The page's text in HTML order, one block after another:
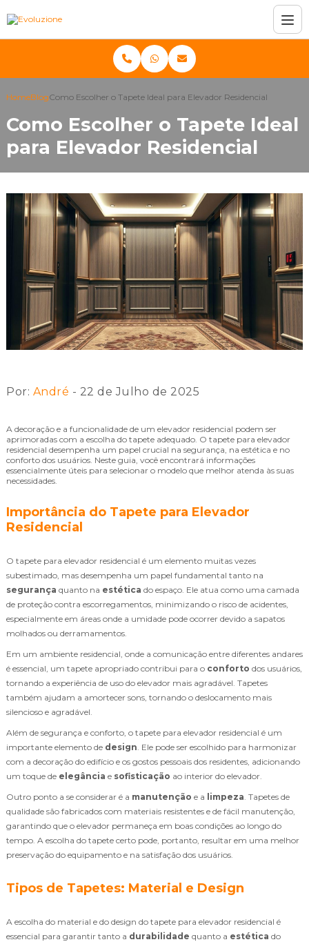
HomeBlogComo Escolher o Tapete Ideal para Elevador Residencial
Como Escolher o Tapete Ideal
para Elevador Residencial
Por: André - 22 de Julho de 2025
A decoração e a funcionalidade de um elevador residencial podem ser
aprimoradas com a escolha do tapete adequado. O tapete para elevador
residencial desempenha um papel crucial na segurança, na estética e no
conforto dos usuários. Neste guia, você encontrará informações
essencialmente úteis para selecionar o modelo que melhor atenda às suas
necessidades.
Importância do Tapete para Elevador
Residencial
O tapete para elevador residencial é um elemento muitas vezes
subestimado, mas desempenha um papel fundamental tanto na
segurança quanto na estética do espaço. Ele atua como uma camada
de proteção contra escorregamentos, minimizando o risco de acidentes,
especialmente em áreas onde a umidade pode ocorrer devido a sapatos
molhados ou derramamentos.
Em um ambiente residencial, onde a comunicação entre diferentes andares
é essencial, um tapete apropriado contribui para o conforto dos usuários,
tornando a experiência de uso do elevador mais agradável. Tapetes
também ajudam a amortecer sons, tornando o deslocamento mais
silencioso e agradável.
Além de segurança e conforto, o tapete para elevador residencial é um
importante elemento de design . Ele pode ser escolhido para harmonizar
com a decoração do edifício e os gostos pessoais dos residentes, adicionando
um toque de elegância e sofisticação ao interior do elevador.
Outro ponto a se considerar é a manutenção e a limpeza . Tapetes de
qualidade são fabricados com materiais resistentes e de fácil manutenção,
garantindo que o elevador permaneça em boas condições ao longo do
tempo. A escolha do tapete certo pode, portanto, resultar em uma melhor
preservação do equipamento e na satisfação dos usuários.
Tipos de Tapetes: Material e Design
A escolha do material e do design do tapete para elevador residencial é
essencial para garantir tanto a durabilidade quanto a estética do